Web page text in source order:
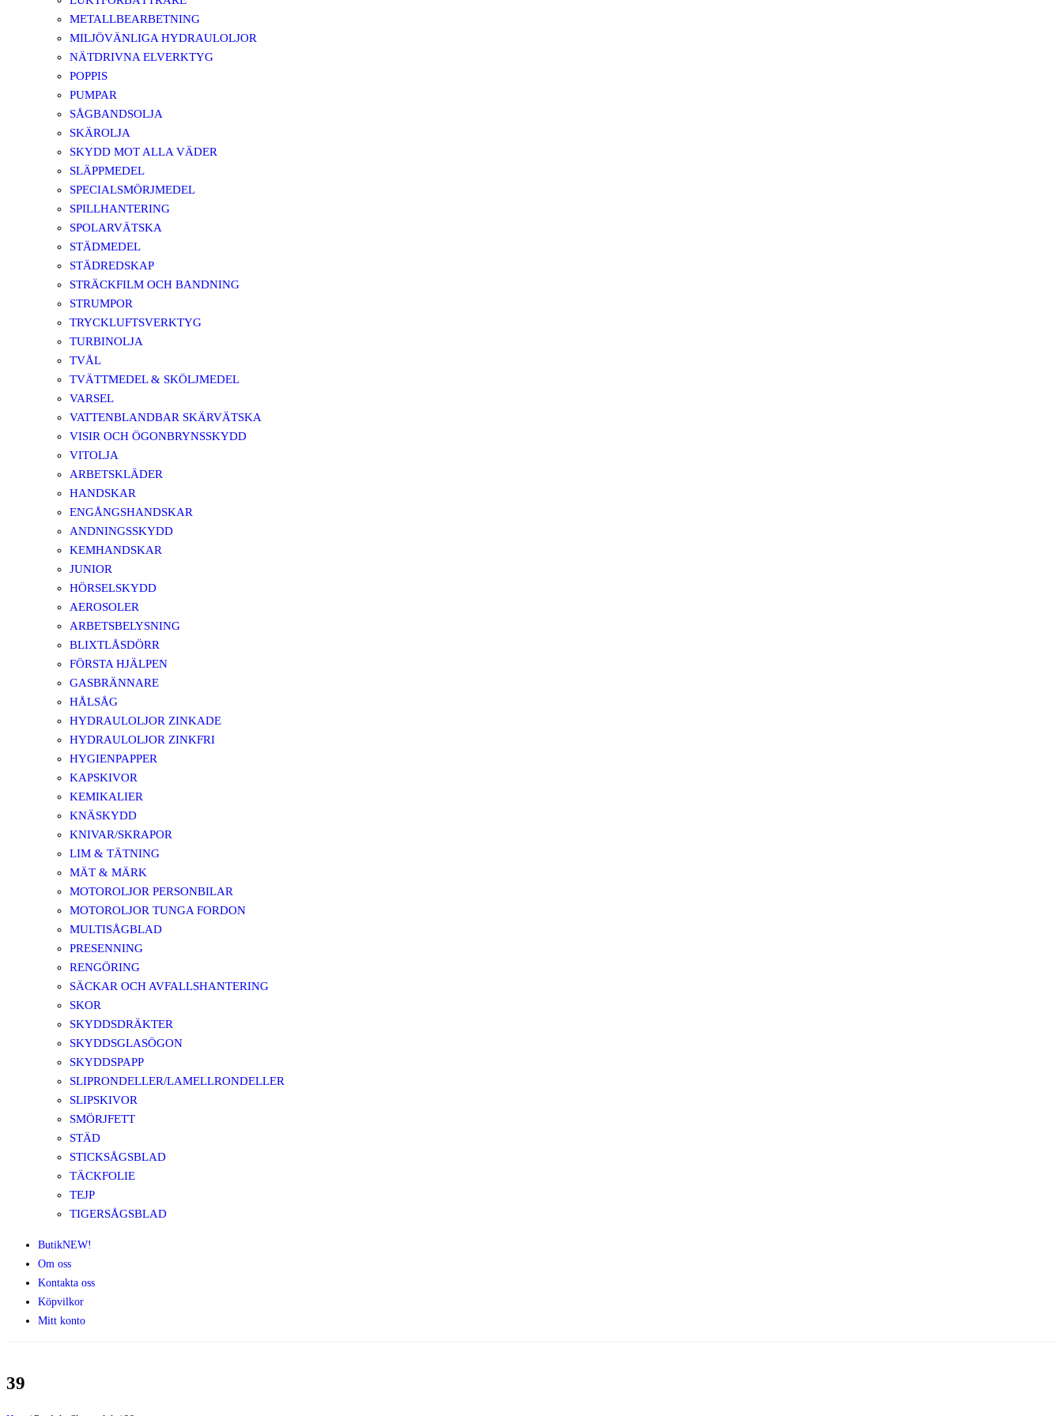
METALLBEARBETNING
MILJÖVÄNLIGA HYDRAULOLJOR
NÄTDRIVNA ELVERKTYG
POPPIS
PUMPAR
SÅGBANDSOLJA
SKÄROLJA
SKYDD MOT ALLA VÄDER
SLÄPPMEDEL
SPECIALSMÖRJMEDEL
SPILLHANTERING
SPOLARVÄTSKA
STÄDMEDEL
STÄDREDSKAP
STRÄCKFILM OCH BANDNING
STRUMPOR
TRYCKLUFTSVERKTYG
TURBINOLJA
TVÅL
TVÄTTMEDEL & SKÖLJMEDEL
VARSEL
VATTENBLANDBAR SKÄRVÄTSKA
VISIR OCH ÖGONBRYNSSKYDD
VITOLJA
ARBETSKLÄDER
HANDSKAR
ENGÅNGSHANDSKAR
ANDNINGSSKYDD
KEMHANDSKAR
JUNIOR
HÖRSELSKYDD
AEROSOLER
ARBETSBELYSNING
BLIXTLÅSDÖRR
FÖRSTA HJÄLPEN
GASBRÄNNARE
HÅLSÅG
HYDRAULOLJOR ZINKADE
HYDRAULOLJOR ZINKFRI
HYGIENPAPPER
KAPSKIVOR
KEMIKALIER
KNÄSKYDD
KNIVAR/SKRAPOR
LIM & TÄTNING
MÄT & MÄRK
MOTOROLJOR PERSONBILAR
MOTOROLJOR TUNGA FORDON
MULTISÅGBLAD
PRESENNING
RENGÖRING
SÄCKAR OCH AVFALLSHANTERING
SKOR
SKYDDSDRÄKTER
SKYDDSGLASÖGON
SKYDDSPAPP
SLIPRONDELLER/LAMELLRONDELLER
SLIPSKIVOR
SMÖRJFETT
STÄD
STICKSÅGSBLAD
TÄCKFOLIE
TEJP
TIGERSÅGSBLAD
ButikNEW!
Om oss
Kontakta oss
Köpvilkor
Mitt konto
39